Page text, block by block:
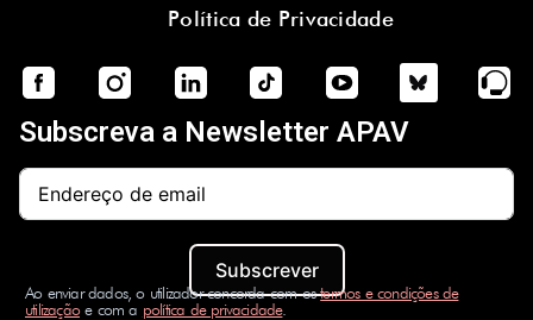
Política de Privacidade
Subscreva a Newsletter APAV
Subscrever
Ao enviar dados, o utilizador concorda com ostermos e condições de
utilizaçãoe com a política de privacidade.